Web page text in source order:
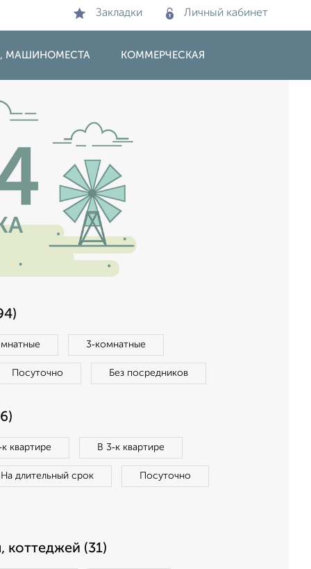
Закладки Личный кабинет
МАШИНОМЕСТА КОММЕРЧЕСКАЯ
3‑комнатные
Посуточно Без посредников
квартире В 3‑к квартире
На длительный срок Посуточно
коттеджей (31)